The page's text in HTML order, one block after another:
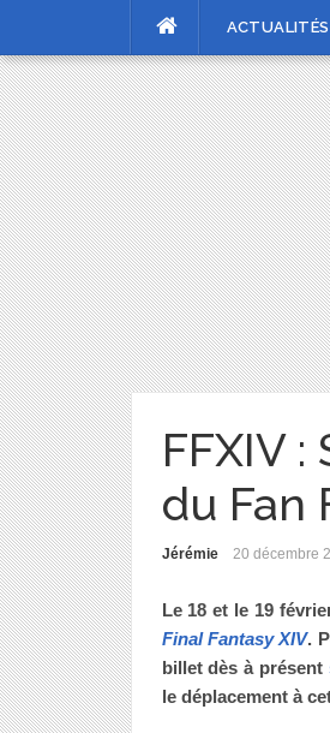
content
ACTUALITÉS
FFXIV
du Fan
Jérémie 20 décembre
Le 18 et le 19
Final Fantasy XIV.
billet dès à présent
le déplacement à